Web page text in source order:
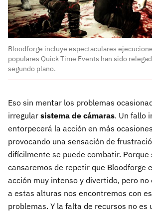
Bloodforge incluye espectaculares
populares Quick Time Events han sido
segundo plano.
Eso sin mentar los problemas
irregular sistema de cámaras. Un fallo
entorpecerá la acción en más
provocando una sensación de
difícilmente se puede combatir. Porque
cansaremos de repetir que Bloodforge
acción muy intenso y divertido, pero no
a estas alturas nos encontremos con
problemas. Y la falta de recursos no es